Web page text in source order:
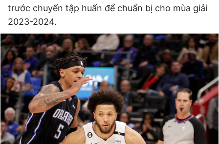
Đọc Thanh Niên trên điện thoại
Theo dõi báo trên
Hotline
0906 645 777
Liên hệ quảng cáo
0908 780 404
trước chuyến tập huấn để chuẩn bị cho mùa giải
2023-2024.